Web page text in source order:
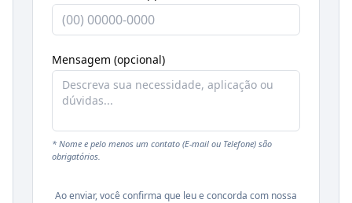
Mensagem (opcional)
* Nome e pelo menos um contato (E-mail ou Telefone) são
obrigatórios.
Ao enviar, você confirma que leu e concorda com nossa